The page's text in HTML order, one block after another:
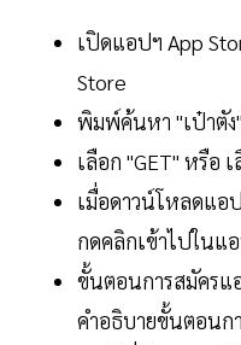
เปิดแอปฯ App
Store
พิมพ์ค้นหา "เป๋าตัง
เลือก "GET" หรือ
เมื่อดาวน์โหลดแอ
กดคลิกเข้าไปในแ
ขั้นตอนการสมัครแ
คำอธิบายขั้นตอนก